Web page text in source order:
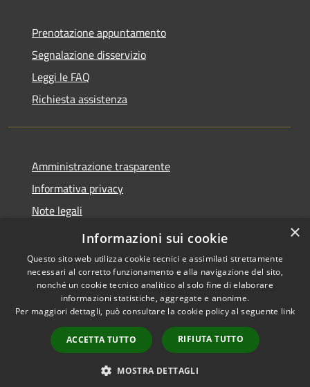
Prenotazione appuntamento
Segnalazione disservizio
Leggi le FAQ
Richiesta assistenza
Amministrazione trasparente
Informativa privacy
Note legali
Dichiarazione di accessibilità
Accessibilità
Copyright © 2026 • Comune di
Librizzi • Powered by
Municipium•
Accesso
redazione
×
Informazioni sui cookie
Questo sito web utilizza cookie tecnici e assimilati strettamente
necessari al corretto funzionamento e alla navigazione del sito,
nonché un cookie tecnico analitico al solo fine di elaborare
informazioni statistiche, aggregate e anonime.
Per maggiori dettagli, può consultare la cookie policy al seguente link
ACCETTA TUTTO RIFIUTA TUTTO
MOSTRA DETTAGLI